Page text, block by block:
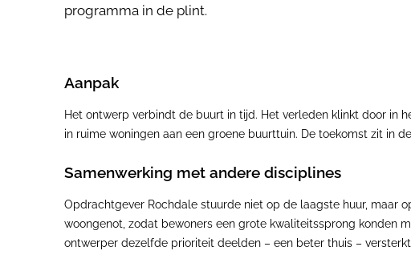
programma in de plint.
Aanpak
Het ontwerp verbindt de buurt in tijd. Het verleden klinkt door in
in ruime woningen aan een groene buurttuin. De toekomst zit in
Samenwerking met andere disciplines
Opdrachtgever Rochdale stuurde niet op de laagste huur, maar
woongenot, zodat bewoners een grote kwaliteitssprong konden
ontwerper dezelfde prioriteit deelden – een beter thuis –